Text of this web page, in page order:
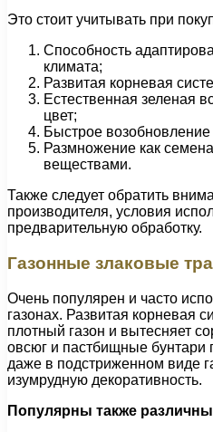
Это стоит учитывать при
Способность
климата;
Развитая корневая
Естественная зеленая
цвет;
Быстрое возобновление
Размножение как
веществами.
Также следует обратить
производителя, условия
предварительную обработку.
Газонные злаковые
Очень популярен и часто
газонах. Развитая корневая
плотный газон и вытесняет
овсюг и пастбищные
даже в подстриженном виде
изумрудную декоративность.
Популярны также